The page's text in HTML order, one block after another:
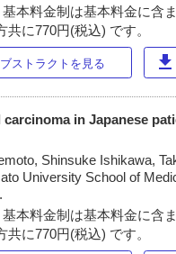
本料金制は基本料金に含ま
に770円(税込) です。
ストラクトを見る download
in Japanese
Shinsuke Ishikawa,
University School of
本料金制は基本料金に含ま
に770円(税込) です。